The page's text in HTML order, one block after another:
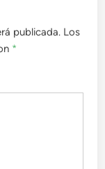
publicada. Los
*